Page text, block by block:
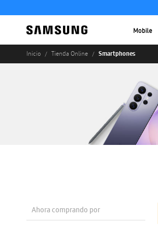
Mobile
Inicio Tienda Online Smartphones
Ahora comprando por